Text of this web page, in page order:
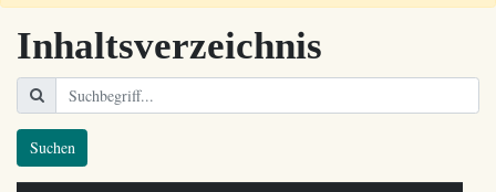
Inhaltsverzeichnis
Suchen